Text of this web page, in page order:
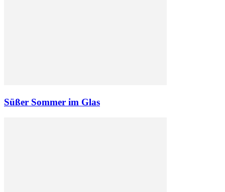
Süßer Sommer im Glas